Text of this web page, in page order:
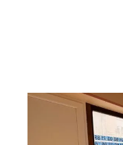
DAMMARTIN EN
Ref : 8923